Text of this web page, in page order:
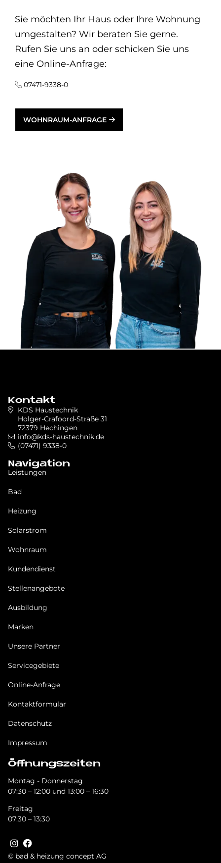
Sie möchten Ihr Haus oder Ihre Wohnung
umgestalten? Wir beraten Sie gerne.
Rufen Sie uns an oder schicken Sie uns
eine Online-Anfrage:
07471-9338-0
WOHNRAUM-ANFRAGE
© bad & heizung concept AG
Kontakt
KDS Haustechnik
Holger-Crafoord-Straße 31
72379 Hechingen
info@kds-haustechnik.de
(07471) 9338-0
Navigation
Leistungen
Bad
Heizung
Solarstrom
Wohnraum
Kundendienst
Stellenangebote
Ausbildung
Marken
Unsere Partner
Servicegebiete
Online-Anfrage
Kontaktformular
Datenschutz
Impressum
Öffnungszeiten
Montag - Donnerstag
07:30 – 12:00 und 13:00 – 16:30
Freitag
07:30 – 13:30